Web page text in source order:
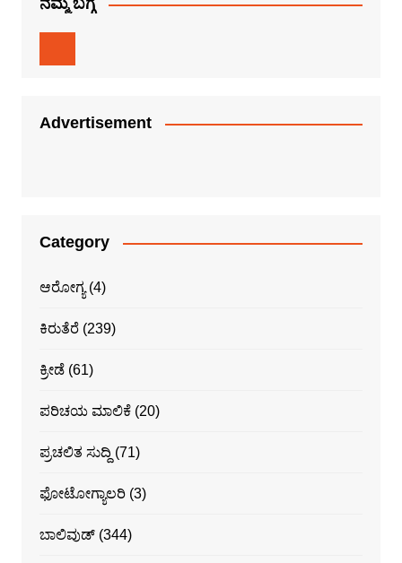
ನಮ್ಮ ಬಗ್ಗೆ
Advertisement
Category
ಆರೋಗ್ಯ(4)
ಕಿರುತೆರೆ(239)
ಕ್ರೀಡೆ(61)
ಪರಿಚಯ ಮಾಲಿಕೆ(20)
ಪ್ರಚಲಿತ ಸುದ್ದಿ (71)
ಫೋಟೋಗ್ಯಾಲರಿ(3)
ಬಾಲಿವುಡ್(344)